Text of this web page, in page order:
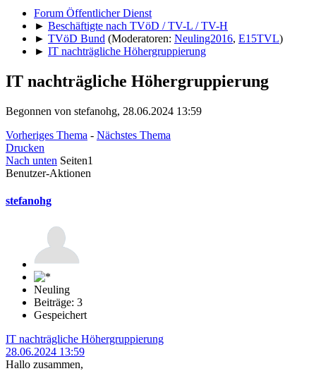
Forum Öffentlicher Dienst
► Beschäftigte nach TVöD / TV-L / TV-H
► TVöD Bund (Moderatoren: Neuling2016, E15TVL)
► IT nachträgliche Höhergruppierung
IT nachträgliche Höhergruppierung
Begonnen von stefanohg, 28.06.2024 13:59
Vorheriges Thema - Nächstes Thema
Drucken
Nach unten Seiten1
Benutzer-Aktionen
stefanohg
Neuling
Beiträge: 3
Gespeichert
IT nachträgliche Höhergruppierung
28.06.2024 13:59
Hallo zusammen,